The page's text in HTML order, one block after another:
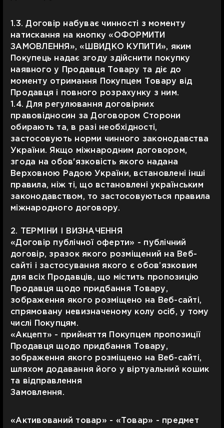
1.3. Договір набуває чинності з моменту
натискання на кнопку «ОФОРМИТИ
ЗАМОВЛЕННЯ», «ШВИДКО КУПИТИ», яким
Покупець надає згоду здійснити покупку
наявного у Продавця Товару та діє до
моменту отримання Покупцем Товару від
Продавця і повного розрахунку з ним.
1.4. Для регулювання договірних
правовідносин за Договором Сторони
обирають та, в разі необхідності,
застосовують норми чинного законодавства
України. Якщо міжнародним договором,
згода на обов'язковість якого надана
Верховною Радою України, встановлені інші
правила, ніж ті, що встановлені українським
законодавством, то застосовуються правила
міжнародного договору.
2. ТЕРМІНИ І ВИЗНАЧЕННЯ
«Договір публічної оферти» - публічний
договір, зразок якого розміщений на Веб-
сайті і застосування якого є обов’язковим
для всіх Продавців, що містить пропозицію
Продавця щодо придбання Товару,
зображення якого розміщено на Веб-сайті,
спрямовану невизначеному колу осіб, у тому
числі Покупцям.
«Акцепт» - прийняття Покупцем пропозиції
Продавця щодо придбання Товару,
зображення якого розміщено на Веб-сайті,
шляхом додавання його у віртуальний кошик
та відправлення
Замовлення.
«Активований товар» - «Товар» - предмет